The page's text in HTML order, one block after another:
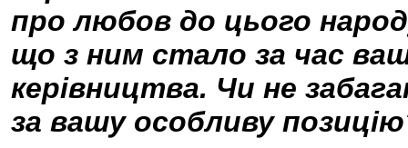
про любов до цього
що з ним стало за час
керівництва. Чи не
за вашу особливу